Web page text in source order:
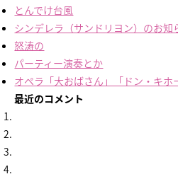
とんでけ台風
シンデレラ（サンドリヨン）のお知
怒涛の
パーティー演奏とか
オペラ「大おばさん」「ドン・キ
最近のコメント